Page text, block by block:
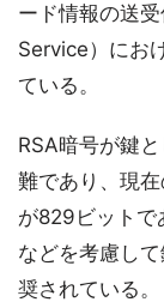
ード情報の送
Service）にお
ている。
RSA暗号が鍵
難であり、現
が829ビットで
などを考慮し
奨されている。